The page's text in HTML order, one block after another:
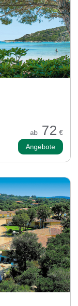
ab 72 €
Angebote